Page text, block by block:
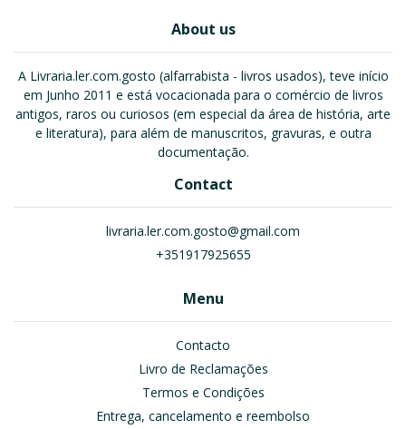
About us
A Livraria.ler.com.gosto (alfarrabista - livros usados), teve início
em Junho 2011 e está vocacionada para o comércio de livros
antigos, raros ou curiosos (em especial da área de história, arte
e literatura), para além de manuscritos, gravuras, e outra
documentação.
Contact
livraria.ler.com.gosto@gmail.com
+351917925655
Menu
Contacto
Livro de Reclamações
Termos e Condições
Entrega, cancelamento e reembolso